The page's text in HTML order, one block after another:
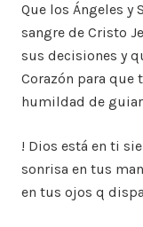
Que los Ángeles y
sangre de Cristo
sus decisiones y
Corazón para que
humildad de
! Dios está en ti
sonrisa en tus
en tus ojos q